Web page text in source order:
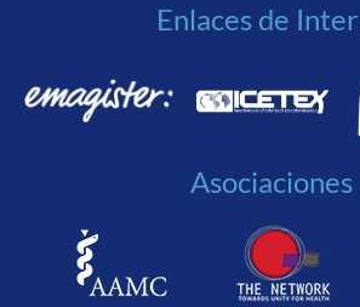
Enlaces de
Asociaciones